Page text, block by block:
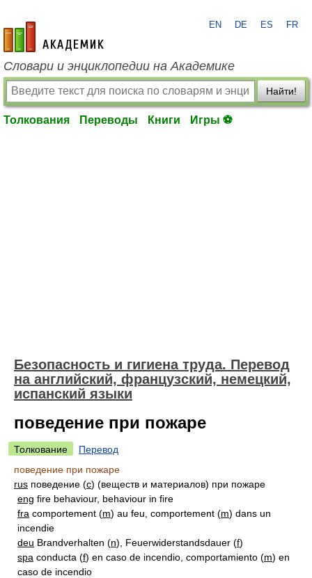
academic.ru
EN DE ES FR
Словари и энциклопедии на Академике
Найти!
Толкования Переводы Книги Игры ⚽
Безопасность и гигиена труда. Перевод
на английский, французский, немецкий,
испанский языки
поведение при пожаре
Толкование
Перевод
поведение при пожаре
rus поведение (с) (веществ и материалов) при пожаре
eng fire behaviour, behaviour in fire
fra comportement (m) au feu, comportement (m) dans un
incendie
deu Brandverhalten (n), Feuerwiderstandsdauer (f)
spa conducta (f) en caso de incendio, comportamiento (m) en
caso de incendio